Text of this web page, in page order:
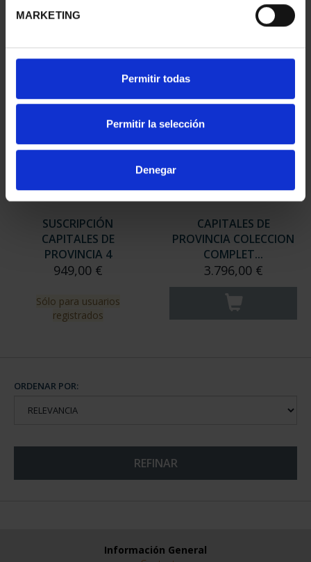
MARKETING
Permitir todas
Permitir la selección
Denegar
949,00 €
registrados
949,00 €
registrados
SUSCRIPCIÓN
CAPITALES DE
PROVINCIA 4
949,00 €
Sólo para usuarios
registrados
CAPITALES DE
PROVINCIA COLECCION
COMPLET...
3.796,00 €
ORDENAR POR:
REFINAR
Información General